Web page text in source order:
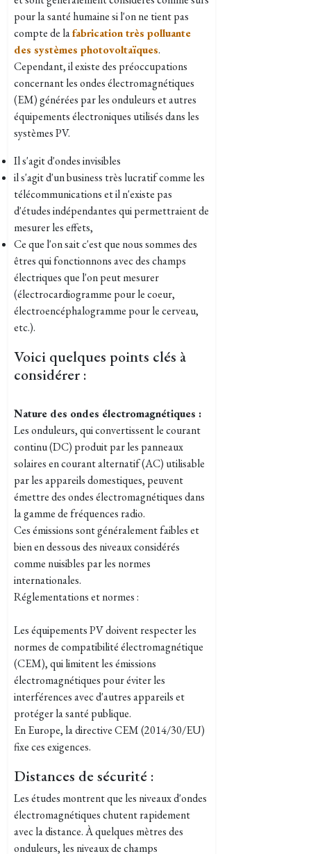
pour la santé humaine si l'on ne tient pas
compte de lafabrication très polluante
des systèmes photovoltaïques.
Cependant, il existe des préoccupations
concernant les ondes électromagnétiques
(EM) générées par les onduleurs et autres
équipements électroniques utilisés dans les
systèmes PV.
Il s'agit d'ondes invisibles
il s'agit d'un business très lucratif comme les
télécommunicationset il n'existe pas
d'études indépendantes qui permettraient de
mesurer les effets,
Ce que l'on sait c'est que nous sommes des
êtres qui fonctionnons avec des champs
électriques que l'on peut mesurer
(électrocardiogramme pour le coeur,
électroencéphalogramme pour le cerveau,
etc.).
Voici quelques points clés à
considérer :
Nature des ondes électromagnétiques :
Les onduleurs, qui convertissent le courant
continu (DC) produit par les panneaux
solaires en courant alternatif (AC) utilisable
par les appareils domestiques, peuvent
émettre des ondes électromagnétiques dans
la gamme de fréquences radio.
Ces émissions sont généralement faibles et
bien en dessous des niveaux considérés
comme nuisibles par les normes
internationales.
Réglementations et normes :
Les équipements PV doivent respecter les
normes de compatibilité électromagnétique
(CEM), qui limitent les émissions
électromagnétiques pour éviter les
interférences avec d'autres appareils et
protéger la santé publique.
En Europe, la directive CEM (2014/30/EU)
fixe ces exigences.
Distances de sécurité :
Les études montrent que les niveaux d'ondes
électromagnétiques chutent rapidement
avec la distance. À quelques mètres des
onduleurs, les niveaux de champs